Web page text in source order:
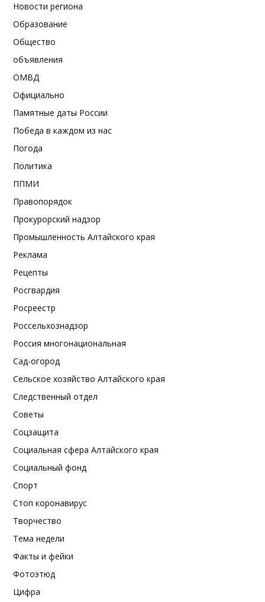
Новости региона
Образование
Общество
объявления
ОМВД
Официально
Памятные даты России
Победа в каждом из нас
Погода
Политика
ППМИ
Правопорядок
Прокурорский надзор
Промышленность Алтайского края
Реклама
Рецепты
Росгвардия
Росреестр
Россельхознадзор
Россия многонациональная
Сад-огород
Сельское хозяйство Алтайского края
Следственный отдел
Советы
Соцзащита
Социальная сфера Алтайского края
Социальный фонд
Спорт
Стоп коронавирус
Творчество
Тема недели
Факты и фейки
Фотоэтюд
Цифра